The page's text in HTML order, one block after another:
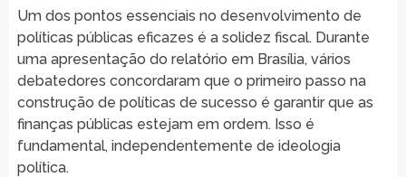
Um dos pontos essenciais no desenvolvimento de
políticas públicas eficazes é a solidez fiscal. Durante
uma apresentação do relatório em Brasília, vários
debatedores concordaram que o primeiro passo na
construção de políticas de sucesso é garantir que as
finanças públicas estejam em ordem. Isso é
fundamental, independentemente de ideologia
política.